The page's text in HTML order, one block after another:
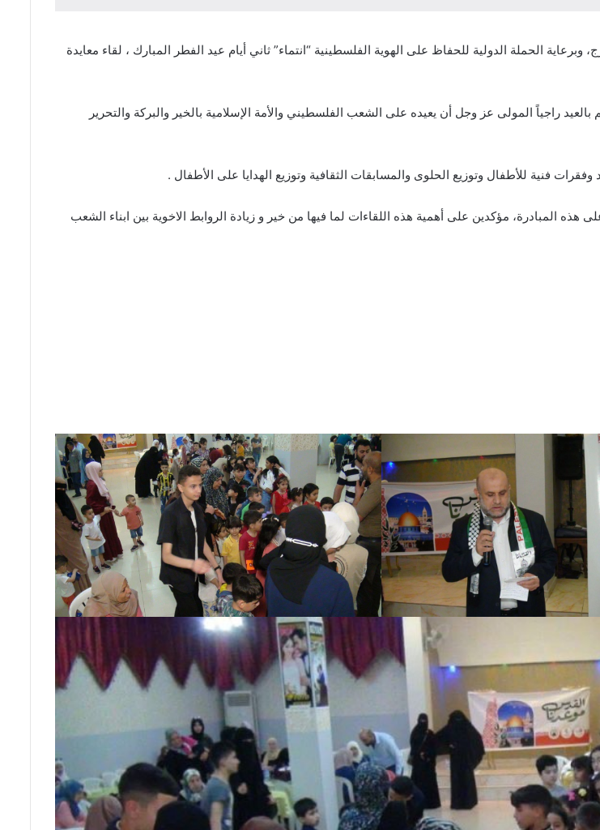
الحملة الدولية للحفاظ على الهوية الفلسطينية “انتماء” ثاني أيام عيد الفطر المبارك ، لقاء معايدة
راجياً المولى عز وجل أن يعيده على الشعب الفلسطيني والأمة الإسلامية بالخير والبركة والتحرير
فنية للأطفال وتوزيع الحلوى والمسابقات الثقافية وتوزيع الهدايا على الأطفال .
المبادرة، مؤكدين على أهمية هذه اللقاءات لما فيها من خير و زيادة الروابط الاخوية بين ابناء الشعب